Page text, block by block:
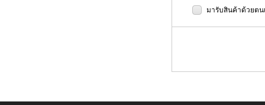
มารับสินค้าด้วยตน